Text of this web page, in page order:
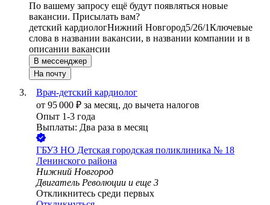
По вашему запросу ещё будут появляться новые
вакансии. Присылать вам?
детский кардиологНижний Новгород5/26/1Ключевые
слова в названии вакансии, в названии компании и в
описании вакансии
В мессенджер
На почту
Врач-детский кардиолог
от 95 000 ₽ за месяц, до вычета налогов
Опыт 1-3 года
Выплаты: Два раза в месяц
ГБУЗ НО Детская городская поликлиника № 18
Ленинского района
Нижний Новгород
Двигатель Революции и еще 3
Откликнитесь среди первых